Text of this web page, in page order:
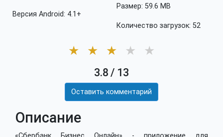
Версия Android: 4.1+
Размер: 59.6 MB
Количество загрузок: 52
★ ★ ★ ★ ★
3.8 / 13
Оставить комментарий
Описание